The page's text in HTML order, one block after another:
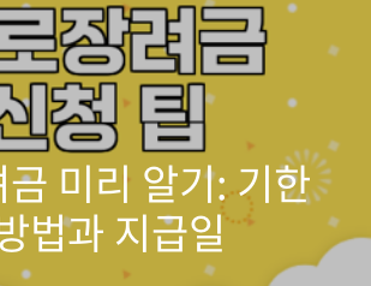
미리 알기: 기한
법과 지급일